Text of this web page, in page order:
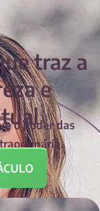
traz a
e
o poder das